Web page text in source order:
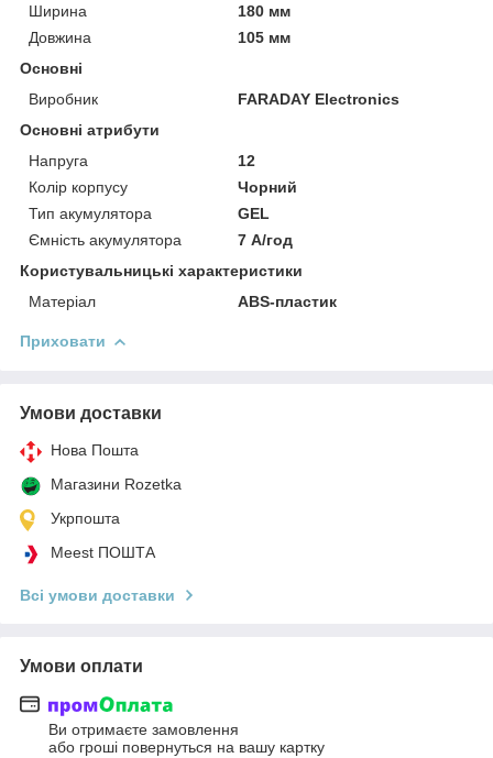
Ширина
180 мм
Довжина
105 мм
Основні
Виробник
FARADAY Electronics
Основні атрибути
Напруга
12
Колір корпусу
Чорний
Тип акумулятора
GEL
Ємність акумулятора
7 А/год
Користувальницькі характеристики
Матеріал
ABS-пластик
Приховати
Умови доставки
Нова Пошта
Магазини Rozetka
Укрпошта
Meest ПОШТА
Всі умови доставки
Умови оплати
Ви отримаєте замовлення
або гроші повернуться на вашу картку